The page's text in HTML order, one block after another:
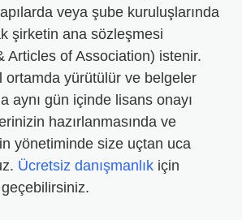
veya şube kuruluşlarında
şirketin ana sözleşmesi
Articles of Association) istenir.
ortamda yürütülür ve belgeler
aynı gün içinde lisans onayı
hazırlanmasında ve
yönetiminde size uçtan uca
Ücretsiz danışmanlık için